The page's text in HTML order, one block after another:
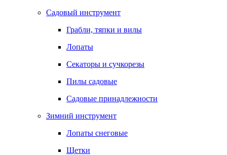
Садовый инструмент
Грабли, тяпки и вилы
Лопаты
Секаторы и сучкорезы
Пилы садовые
Садовые принадлежности
Зимний инструмент
Лопаты снеговые
Щетки